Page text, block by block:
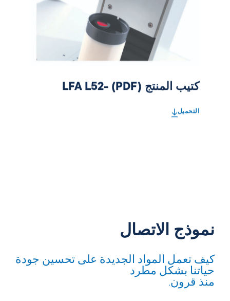
كتيب المنتج LFA L52- (PDF)
التحميل
نموذج الاتصال
كيف تعمل المواد الجديدة على تحسين جودة
حياتنا بشكل مطرد
منذ قرون.